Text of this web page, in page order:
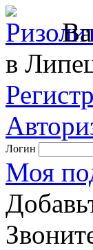
в
Логин
Моя